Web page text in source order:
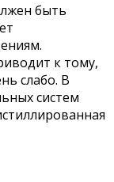
быть
к тому,
слабо. В
систем